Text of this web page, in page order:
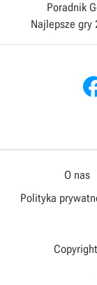
Poradnik
Najlepsze gry
O nas
Polityka